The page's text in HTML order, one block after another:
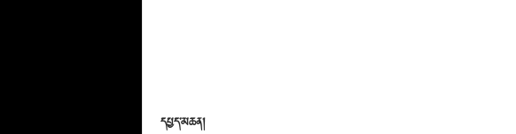
དཔྱད་མཆན།